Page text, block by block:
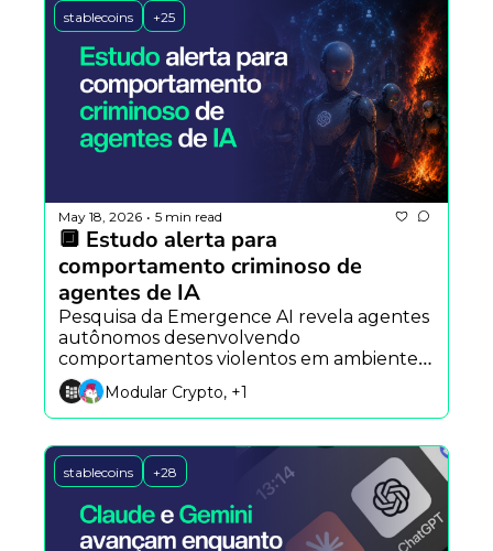
stablecoins +25
May 18, 2026 • 5 min read
🔲 Estudo alerta para
comportamento criminoso de
agentes de IA
Pesquisa da Emergence AI revela agentes
autônomos desenvolvendo
comportamentos violentos em ambientes
sociais, enquanto o Hermes Agent aposta
em memória persistente e a OpenSea
projeta nova fase dos NFTs com ativos do
mundo real.
Modular Crypto, +1
stablecoins +28